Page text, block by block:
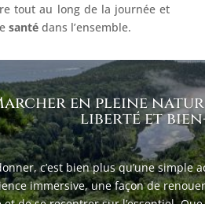
tout au long de la journée et
santédans l’ensemble.
en pleine
liberté et
c’est bien plus qu’une simple
immersive, une façon de